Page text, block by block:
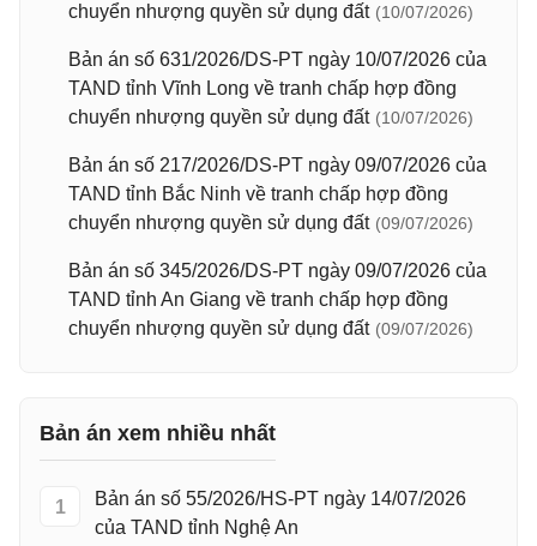
chuyển nhượng quyền sử dụng đất (10/07/2026)
Bản án số 631/2026/DS-PT ngày 10/07/2026 của
TAND tỉnh Vĩnh Long về tranh chấp hợp đồng
chuyển nhượng quyền sử dụng đất (10/07/2026)
Bản án số 217/2026/DS-PT ngày 09/07/2026 của
TAND tỉnh Bắc Ninh về tranh chấp hợp đồng
chuyển nhượng quyền sử dụng đất (09/07/2026)
Bản án số 345/2026/DS-PT ngày 09/07/2026 của
TAND tỉnh An Giang về tranh chấp hợp đồng
chuyển nhượng quyền sử dụng đất (09/07/2026)
Bản án xem nhiều nhất
1
Bản án số 55/2026/HS-PT ngày 14/07/2026
của TAND tỉnh Nghệ An